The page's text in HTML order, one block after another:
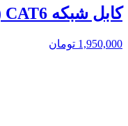
کابل شبکه CAT6 (50متری)
1,950,000 تومان